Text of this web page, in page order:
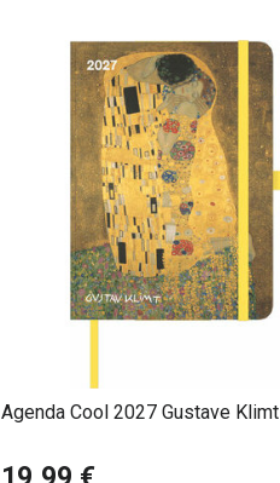
Agenda Cool 2027 Gustave Klimt